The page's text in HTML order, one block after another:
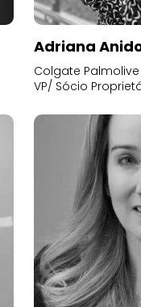
Adriana
Colgate
VP/ Sócio